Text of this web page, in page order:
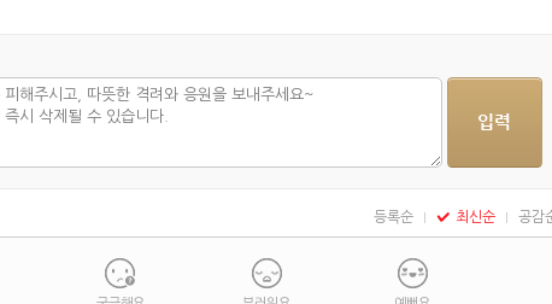
등록순 최신순 공감